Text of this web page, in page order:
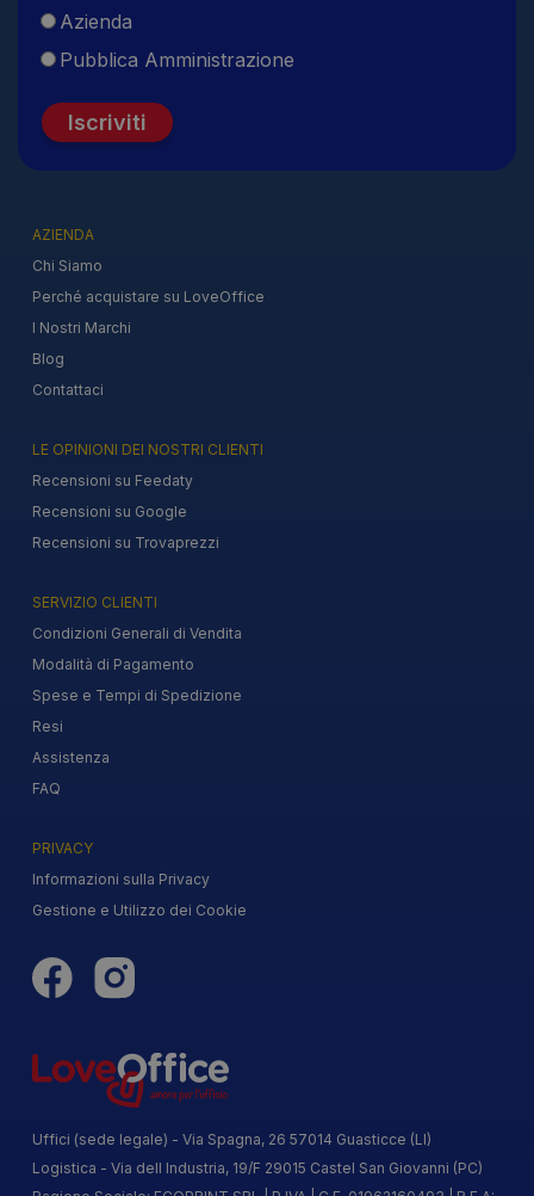
Azienda
Pubblica Amministrazione
Iscriviti
AZIENDA
Chi Siamo
Perché acquistare su LoveOffice
I Nostri Marchi
Blog
Contattaci
LE OPINIONI DEI NOSTRI CLIENTI
Recensioni su Feedaty
Recensioni su Google
Recensioni su Trovaprezzi
SERVIZIO CLIENTI
Condizioni Generali di Vendita
Modalità di Pagamento
Spese e Tempi di Spedizione
Resi
Assistenza
FAQ
PRIVACY
Informazioni sulla Privacy
Gestione e Utilizzo dei Cookie
Uffici (sede legale) - Via Spagna, 26 57014 Guasticce (LI)
Logistica - Via dell Industria, 19/F 29015 Castel San Giovanni (PC)